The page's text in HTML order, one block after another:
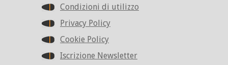
Condizioni di utilizzo
Privacy Policy
Cookie Policy
Iscrizione Newsletter